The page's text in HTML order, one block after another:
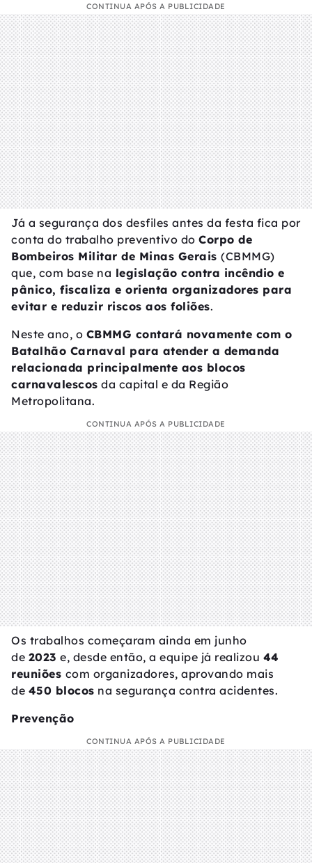
CONTINUA APÓS A PUBLICIDADE
Já a segurança dos desfiles antes da festa fica por
conta do trabalho preventivo do Corpo de
Bombeiros Militar de Minas Gerais (CBMMG)
que, com base na legislação contra incêndio e
pânico, fiscaliza e orienta organizadores para
evitar e reduzir riscos aos foliões.
Neste ano, o CBMMG contará novamente com o
Batalhão Carnaval para atender a demanda
relacionada principalmente aos blocos
carnavalescos da capital e da Região
Metropolitana.
CONTINUA APÓS A PUBLICIDADE
Os trabalhos começaram ainda em junho
de 2023 e, desde então, a equipe já realizou 44
reuniões com organizadores, aprovando mais
de 450 blocos na segurança contra acidentes.
Prevenção
CONTINUA APÓS A PUBLICIDADE